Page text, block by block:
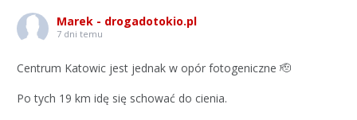
Marek - drogadotokio.pl
7 dni temu
Centrum Katowic jest jednak w opór fotogeniczne 🫡
Po tych 19 km idę się schować do cienia.